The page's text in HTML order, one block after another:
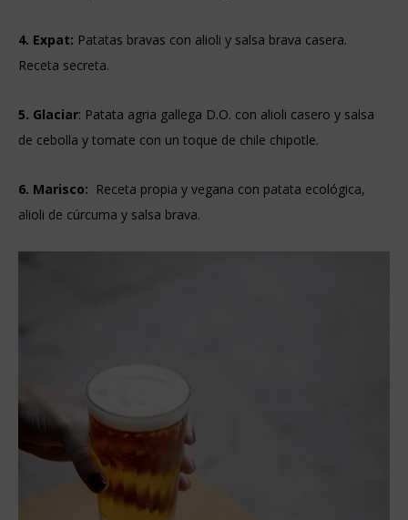
4. Expat: Patatas bravas con alioli y salsa brava casera.
Receta secreta.
5. Glaciar: Patata agria gallega D.O. con alioli casero y salsa
de cebolla y tomate con un toque de chile chipotle.
6. Marisco: Receta propia y vegana con patata ecológica,
alioli de cúrcuma y salsa brava.